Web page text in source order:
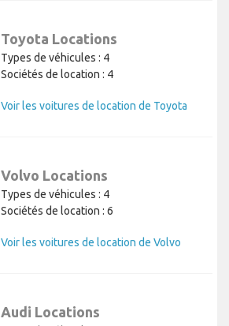
Toyota Locations
Types de véhicules : 4
Sociétés de location : 4
Voir les voitures de location de Toyota
Volvo Locations
Types de véhicules : 4
Sociétés de location : 6
Voir les voitures de location de Volvo
Audi Locations